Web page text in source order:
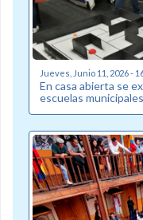
Jueves, Junio 11, 2026 -
En casa abierta se
escuelas municipales